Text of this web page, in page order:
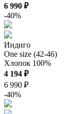
6 990 ₽
-40%
Индиго
One size (42-46)
Хлопок 100%
4 194 ₽
6 990 ₽
-40%